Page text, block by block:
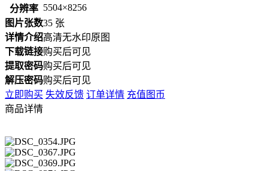
分辨率 5504×8256
图片张数35 张
详情介绍高清无水印原图
下载链接购买后可见
提取密码购买后可见
解压密码购买后可见
立即购买 失效反馈 订单详情 充值图币
商品详情